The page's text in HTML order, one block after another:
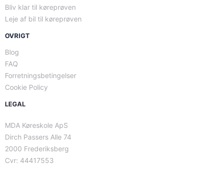
Bliv klar til køreprøven
Leje af bil til køreprøven
OVRIGT
Blog
FAQ
Forretningsbetingelser
Cookie Policy
LEGAL
MDA Køreskole ApS
Dirch Passers Alle 74
2000 Frederiksberg
Cvr: 44417553